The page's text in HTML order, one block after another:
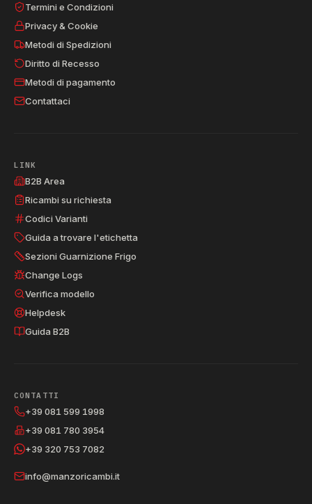
Termini e Condizioni
Privacy & Cookie
Metodi di Spedizioni
Diritto di Recesso
Metodi di pagamento
Contattaci
LINK
B2B Area
Ricambi su richiesta
Codici Varianti
Guida a trovare l'etichetta
Sezioni Guarnizione Frigo
Change Logs
Verifica modello
Helpdesk
Guida B2B
CONTATTI
+39 081 599 1998
+39 081 780 3954
+39 320 753 7082
info@manzoricambi.it